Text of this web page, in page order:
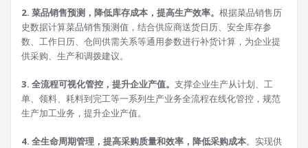
2. 菜品销售预测，降低库存成本，提高生产效率。 根据菜品销售历
史数据计算菜品销售预测值，结合供应商送货日历、安全库存参
数、工作日历、仓间供需关系等通用参数进行补货计算，为企业提
供采购、生产和调拨建议。
3. 全流程可视化管控，提升企业产值。 支撑企业生产从计划、工
单、领料、耗料到完工等一系列生产业务全流程在线化管控，规范
生产加工业务，提升企业产值。
4. 全生命周期管理，提高采购质量和效率，降低采购成本。实现供